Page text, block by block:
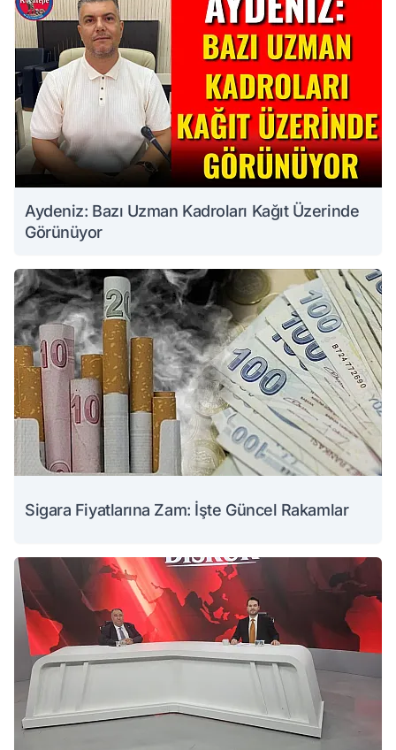
Aydeniz: Bazı Uzman Kadroları Kağıt Üzerinde
Görünüyor
Sigara Fiyatlarına Zam: İşte Güncel Rakamlar